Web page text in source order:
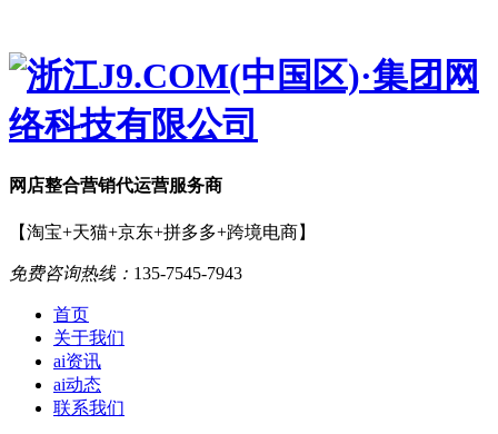
网店整合营销代运营服务商
【淘宝+天猫+京东+拼多多+跨境电商】
免费咨询热线： 135-7545-7943
首页
关于我们
ai资讯
ai动态
联系我们